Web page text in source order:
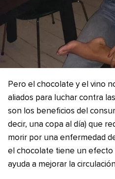
Pero el chocolate y el vino
aliados para luchar contra
son los beneficios del
decir, una copa al día) que
morir por una enfermedad
el chocolate tiene un
ayuda a mejorar la